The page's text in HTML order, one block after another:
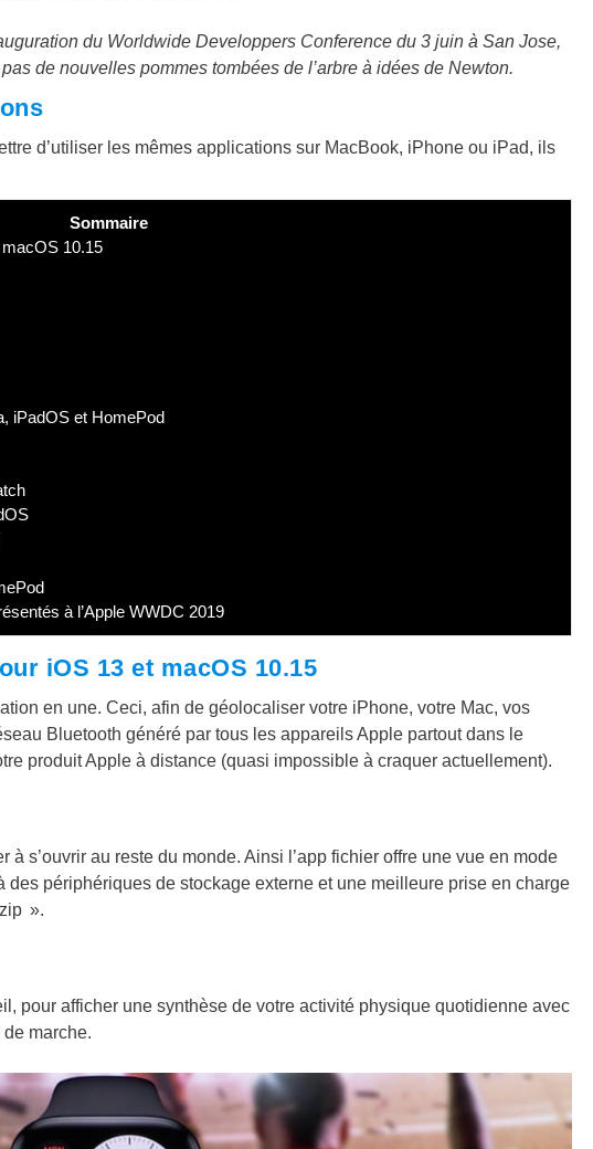
du Worldwide Developpers Conference du 3 juin à San Jose,
de nouvelles pommes tombées de l’arbre à idées de Newton.
d’utiliser les mêmes applications sur MacBook, iPhone ou iPad, ils
Sommaire
10.15
iPadOS et HomePod
à l’Apple WWDC 2019
iOS 13 et macOS 10.15
en une. Ceci, afin de géolocaliser votre iPhone, votre Mac, vos
Bluetooth généré par tous les appareils Apple partout dans le
produit Apple à distance (quasi impossible à craquer actuellement).
s’ouvrir au reste du monde. Ainsi l’app fichier offre une vue en mode
des périphériques de stockage externe et une meilleure prise en charge
».
pour afficher une synthèse de votre activité physique quotidienne avec
marche.